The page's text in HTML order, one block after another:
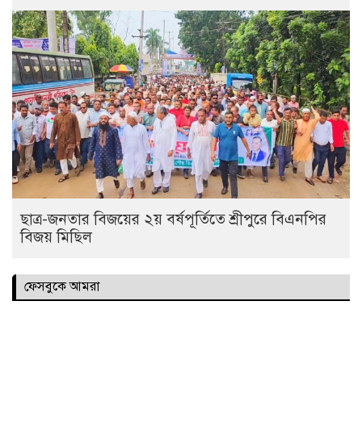
ছাত্র-জনতার বিজয়ের ২য় বর্ষপূর্তিতে শ্রীপুরে বিএনপির
বিজয় মিছিল
ফেসবুকে আমরা